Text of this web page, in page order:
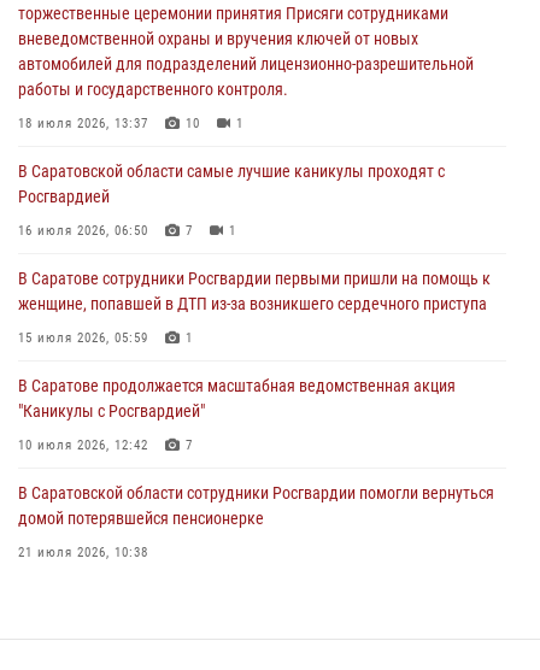
работы и государственного контроля.
18 июля 2026, 13:37 10 1
В Саратовской области самые лучшие каникулы проходят с
Росгвардией
В Саратове сотрудники Росгвардии первыми пришли на помощь к
женщине, попавшей в ДТП из-за возникшего сердечного приступа
В Саратове продолжается масштабная ведомственная акция
"Каникулы с Росгвардией"
В Саратовской области при содействии спецназа Росгвардии
задержан подозреваемый в незаконном обороте наркотиков
торжественные церемонии принятия Присяги сотрудниками
вневедомственной охраны и вручения ключей от новых
автомобилей для подразделений лицензионно-разрешительной
работы и государственного контроля.
18 июля 2026, 13:37 10 1
В Саратовской области самые лучшие каникулы проходят с
Росгвардией
16 июля 2026, 06:50 7 1
В Саратове сотрудники Росгвардии первыми пришли на помощь к
женщине, попавшей в ДТП из-за возникшего сердечного приступа
15 июля 2026, 05:59 1
В Саратове продолжается масштабная ведомственная акция
"Каникулы с Росгвардией"
10 июля 2026, 12:42 7
В Саратовской области сотрудники Росгвардии помогли вернуться
домой потерявшейся пенсионерке
21 июля 2026, 10:38